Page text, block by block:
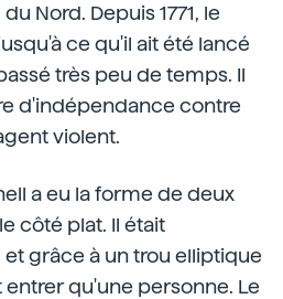
Nord. Depuis 1771, le
ce qu'il ait été lancé
très peu de temps. Il
d'indépendance contre
violent.
a eu la forme de deux
côté plat. Il était
grâce à un trou elliptique
qu'une personne. Le